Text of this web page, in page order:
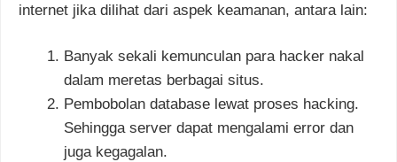
internet jika dilihat dari aspek keamanan, antara lain:
Banyak sekali kemunculan para hacker nakal
dalam meretas berbagai situs.
Pembobolan database lewat proses hacking.
Sehingga server dapat mengalami error dan
juga kegagalan.